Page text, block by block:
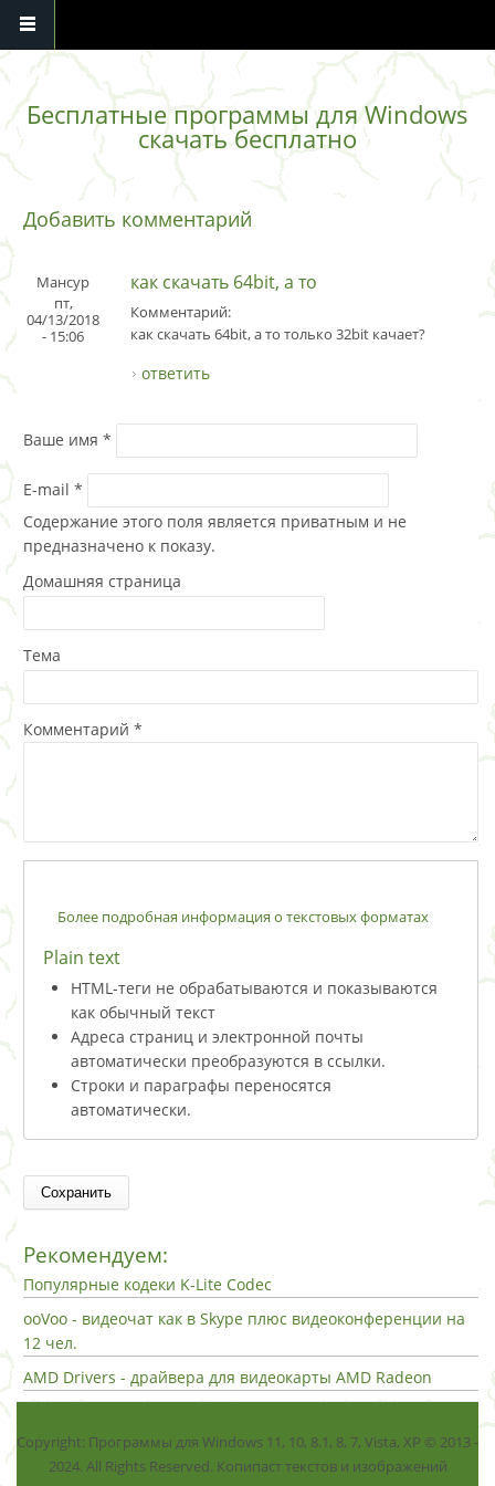
Перейти к основному содержанию
Бесплатные программы для Windows
скачать бесплатно
Добавить комментарий
Мансур
пт,
04/13/2018
- 15:06
как скачать 64bit, а то
Комментарий:
как скачать 64bit, а то только 32bit качает?
ответить
Ваше имя *
E-mail *
Содержание этого поля является приватным и не
предназначено к показу.
Домашняя страница
Тема
Комментарий *
Более подробная информация о текстовых форматах
Plain text
HTML-теги не обрабатываются и показываются
как обычный текст
Адреса страниц и электронной почты
автоматически преобразуются в ссылки.
Строки и параграфы переносятся
автоматически.
Рекомендуем:
Популярные кодеки K-Lite Codec
ooVoo - видеочат как в Skype плюс видеоконференции на
12 чел.
AMD Drivers - драйвера для видеокарты AMD Radeon
Copyright: Программы для Windows 11, 10, 8.1, 8, 7, Vista, ХР © 2013 -
2024. All Rights Reserved. Копипаст текстов и изображений